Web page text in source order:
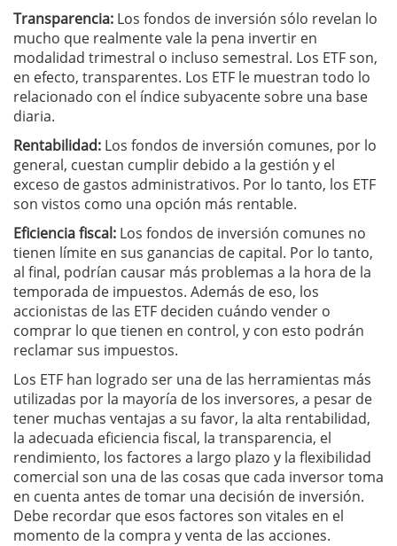
Transparencia: Los fondos de inversión sólo revelan lo
mucho que realmente vale la pena invertir en
modalidad trimestral o incluso semestral. Los ETF son,
en efecto, transparentes. Los ETF le muestran todo lo
relacionado con el índice subyacente sobre una base
diaria.
Rentabilidad: Los fondos de inversión comunes, por lo
general, cuestan cumplir debido a la gestión y el
exceso de gastos administrativos. Por lo tanto, los ETF
son vistos como una opción más rentable.
Eficiencia fiscal: Los fondos de inversión comunes no
tienen límite en sus ganancias de capital. Por lo tanto,
al final, podrían causar más problemas a la hora de la
temporada de impuestos. Además de eso, los
accionistas de las ETF deciden cuándo vender o
comprar lo que tienen en control, y con esto podrán
reclamar sus impuestos.
Los ETF han logrado ser una de las herramientas más
utilizadas por la mayoría de los inversores, a pesar de
tener muchas ventajas a su favor, la alta rentabilidad,
la adecuada eficiencia fiscal, la transparencia, el
rendimiento, los factores a largo plazo y la flexibilidad
comercial son una de las cosas que cada inversor toma
en cuenta antes de tomar una decisión de inversión.
Debe recordar que esos factores son vitales en el
momento de la compra y venta de las acciones.